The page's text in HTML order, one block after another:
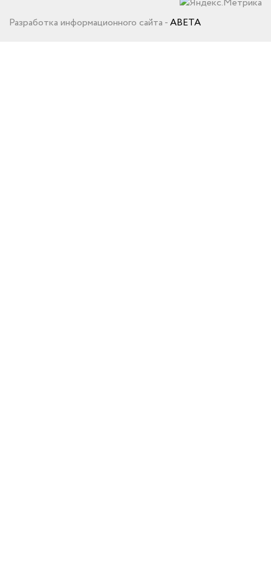
Разработка информационного сайта -ABETA